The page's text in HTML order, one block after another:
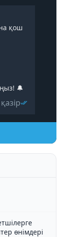
қош
🔔
қазір
өнімдері